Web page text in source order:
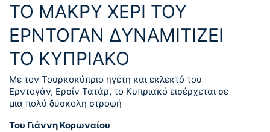
ΤΟ ΜΑΚΡΥ ΧΕΡΙ ΤΟΥ
ΕΡΝΤΟΓΑΝ ΔΥΝΑΜΙΤΙΖΕΙ
ΤΟ ΚΥΠΡΙΑΚΟ
Με τον Τουρκοκύπριο ηγέτη και εκλεκτό του
Ερντογάν, Ερσίν Τατάρ, το Κυπριακό εισέρχεται σε
μια πολύ δύσκολη στροφή
Του Γιάννη Κορωναίου